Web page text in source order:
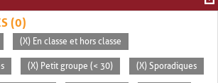
(0)
(X) En classe et hors classe
(X) Petit groupe (< 30) (X) Sporadiques